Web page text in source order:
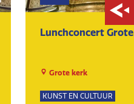
Lunchconcert
Grote kerk
KUNST EN CULTUUR